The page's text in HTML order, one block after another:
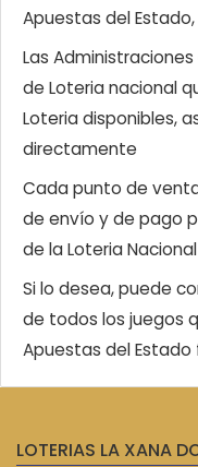
Apuestas del
Las
de Loteria nacional
Loteria disponibles,
directamente
Cada punto de
de envío y de pago
de la Loteria
Si lo desea, puede
de todos los juegos
Apuestas del
LOTERIAS LA XANA